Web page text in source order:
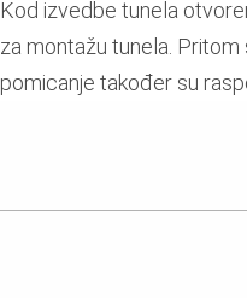
Kod izvedbe tunela
za montažu tunela.
pomicanje također su